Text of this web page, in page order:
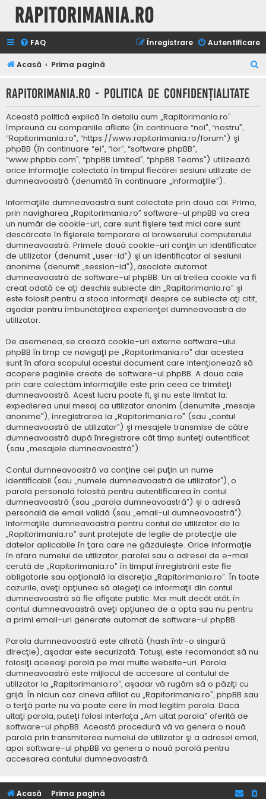
Rapitorimania.ro
FAQ Autentificare
Înregistrare
Acasă Prima pagină
t
Rapitorimania.ro - Politica de confidenţialitate
Această politică explică în detaliu cum „Rapitorimania.ro”
împreună cu companiile afliate (în continuare “noi”, “nostru”,
“Rapitorimania.ro”, “https://www.rapitorimania.ro/forum”) şi
phpBB (în continuare “ei”, “lor”, “software phpBB”,
“www.phpbb.com”, “phpBB Limited”, “phpBB Teams”) utilizează
orice informaţie colectată în timpul fiecărei sesiuni utilizate de
dumneavoastră (denumită în continuare „informaţiile”).
Informaţiile dumneavoastră sunt colectate prin două căi. Prima,
prin navigharea „Rapitorimania.ro” software-ul phpBB va crea
un număr de cookie-uri, care sunt fişiere text mici care sunt
descărcate în fişierele temporare al browserului computerului
dumneavoastră. Primele două cookie-uri conţin un identificator
de utilizator (denumit „user-id”) şi un identificator al sesiunii
anonime (denumit „session-id”), asociate automat
dumneavoastră de software-ul phpBB. Un al treilea cookie va fi
creat odată ce aţi deschis subiecte din „Rapitorimania.ro” şi
este folosit pentru a stoca informaţii despre ce subiecte aţi citit,
aşadar pentru îmbunătăţirea experienţei dumneavoastră de
utilizator.
De asemenea, se crează cookie-uri externe software-ului
phpBB în timp ce navigaţi pe „Rapitorimania.ro” dar acestea
sunt în afara scopului acestui document care intenţionează să
acopere paginile create de software-ul phpBB. A doua cale
prin care colectăm informaţiile este prin ceea ce trimiteţi
dumneavoastră. Acest lucru poate fi, şi nu este limitat la:
expedierea unui mesaj ca utilizator anonim (denumite „mesaje
anonime”), înregistrarea la „Rapitorimania.ro” (sau „contul
dumneavoastră de utilizator”) şi mesajele transmise de către
dumneavoastră după înregistrare cât timp sunteţi autentificat
(sau „mesajele dumneavoastră”).
Contul dumneavoastră va conţine cel puţin un nume
identificabil (sau „numele dumneavoastră de utilizator”), o
parolă personală folosită pentru autentificarea în contul
dumneavoastră (sau „parola dumneavoastră”) şi o adresă
personală de email validă (sau „email-ul dumneavoastră”).
Informaţiile dumneavoastră pentru contul de utilizator de la
„Rapitorimania.ro” sunt protejate de legile de protecţie ale
datelor aplicabile în ţara care ne găzduieşte. Orice informaţie
în afara numelui de utilizator, parolei sau a adresei de e-mail
cerută de „Rapitorimania.ro” în timpul înregistrării este fie
obligatorie sau opţională la discreţia „Rapitorimania.ro”. În toate
cazurile, aveţi opţiunea să alegeţi ce informaţii din contul
dumneavoastră să fie afişate public. Mai mult decât atât, în
contul dumneavoastră aveţi opţiunea de a opta sau nu pentru
a primi email-uri generate automat de software-ul phpBB.
Parola dumneavoastră este cifrată (hash într-o singură
direcţie), aşadar este securizată. Totuşi, este recomandat să nu
folosiţi aceeaşi parolă pe mai multe website-uri. Parola
dumneavoastră este mijlocul de accesare al contului de
utilizator la „Rapitorimania.ro”, aşadar vă rugăm să o păziţi cu
grijă. În niciun caz cineva afiliat cu „Rapitorimania.ro”, phpBB sau
o terţă parte nu vă poate cere în mod legitim parola. Dacă
uitaţi parola, puteţi folosi interfaţa „Am uitat parola” oferită de
software-ul phpBB. Această procedură vă va genera o nouă
parolă prin transmiterea numelui de utilizator şi a adresei email,
apoi software-ul phpBB va genera o nouă parolă pentru
accesarea contului dumneavoastră.
Acasă Prima pagină